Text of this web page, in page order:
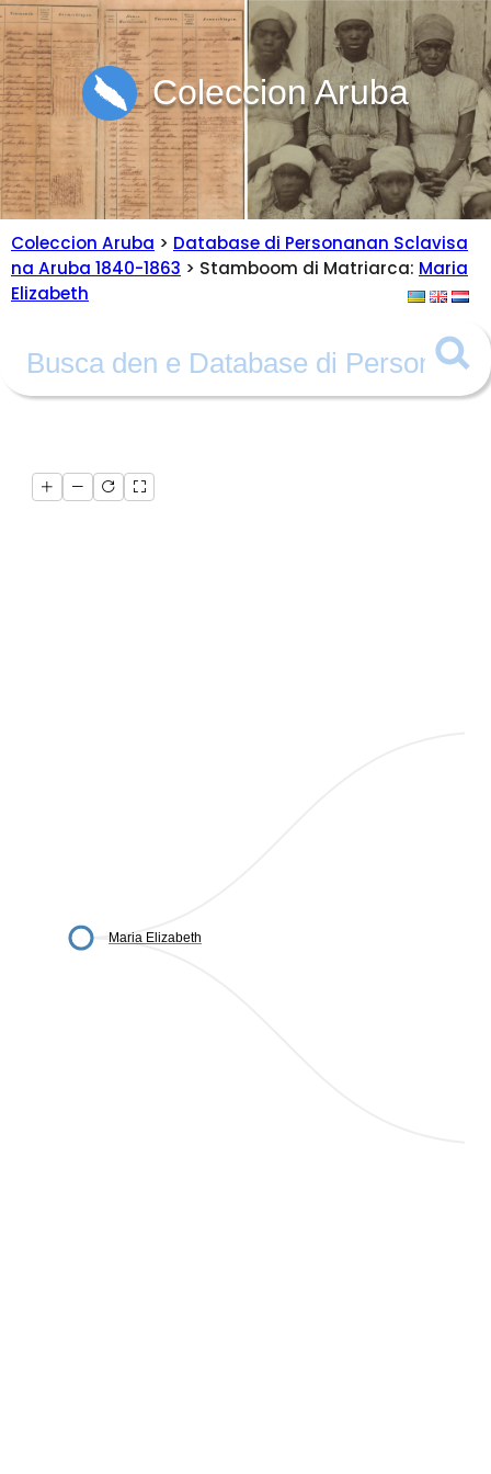
Coleccion Aruba
Coleccion Aruba > Database di Personanan Sclavisa
na Aruba 1840-1863 > Stamboom di Matriarca: Maria
Elizabeth
Maria Elizabeth